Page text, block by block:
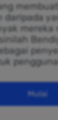
daripada
mereka
Mulai